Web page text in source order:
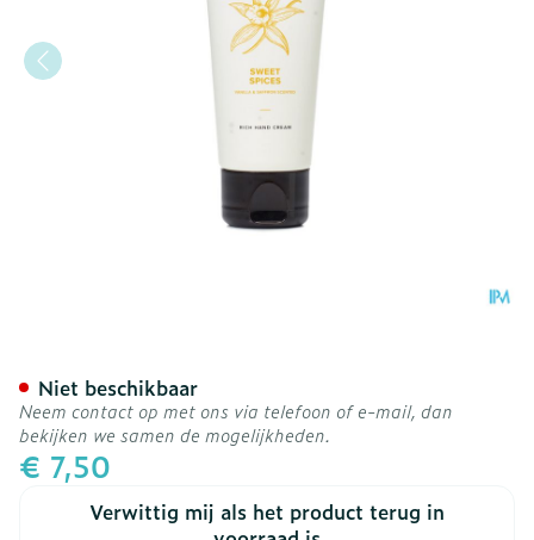
€ 7,50
Verwittig mij als het product terug in
Niet beschikbaar
Neem contact op met ons via telefoon of e-mail, dan
bekijken we samen de mogelijkheden.